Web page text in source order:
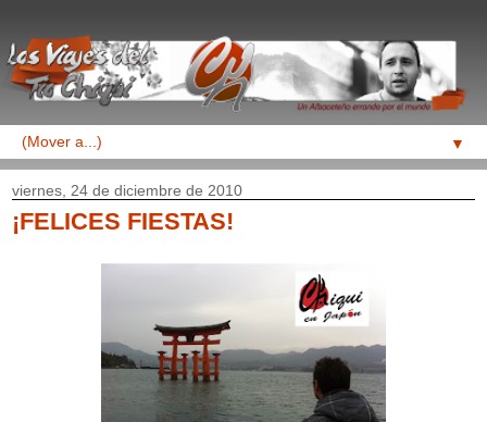
▼
viernes, 24 de diciembre de 2010
¡FELICES FIESTAS!